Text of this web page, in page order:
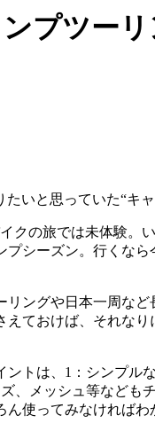
プツー
いと思っていた“キ
クの旅では未体験
シーズン。行くな
ングや日本一周な
ておけば、それな
トは、1：シンプ
、メッシュ等など
使ってみなければ